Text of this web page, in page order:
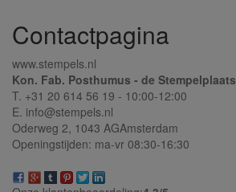
Contactpagina
www.stempels.nl
Kon. Fab. Posthumus - de Stempelplaats
T. +31 20 614 56 19 - 10:00-12:00
E. info@stempels.nl
Oderweg 2, 1043 AGAmsterdam
Openingstijden: ma-vr 08:30-16:30